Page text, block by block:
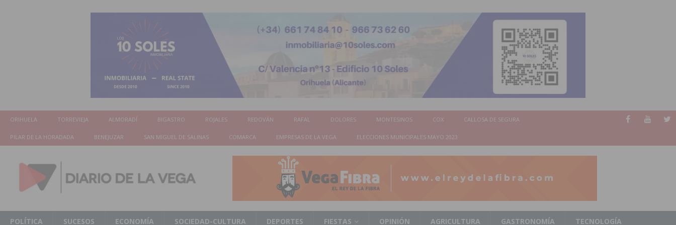
ORIHUELA TORREVIEJA ALMORADÍ BIGASTRO ROJALES REDOVÁN RAFAL DOLORES MONTESINOS COX CALLOSA DE SEGURA
PILAR DE LA HORADADA BENEJUZAR SAN MIGUEL DE SALINAS COMARCA EMPRESAS DE LA VEGA ELECCIONES MUNICIPALES MAYO 2023
POLÍTICA SUCESOS ECONOMÍA SOCIEDAD-CULTURA DEPORTES FIESTAS OPINIÓN AGRICULTURA GASTRONOMÍA TECNOLOGÍA